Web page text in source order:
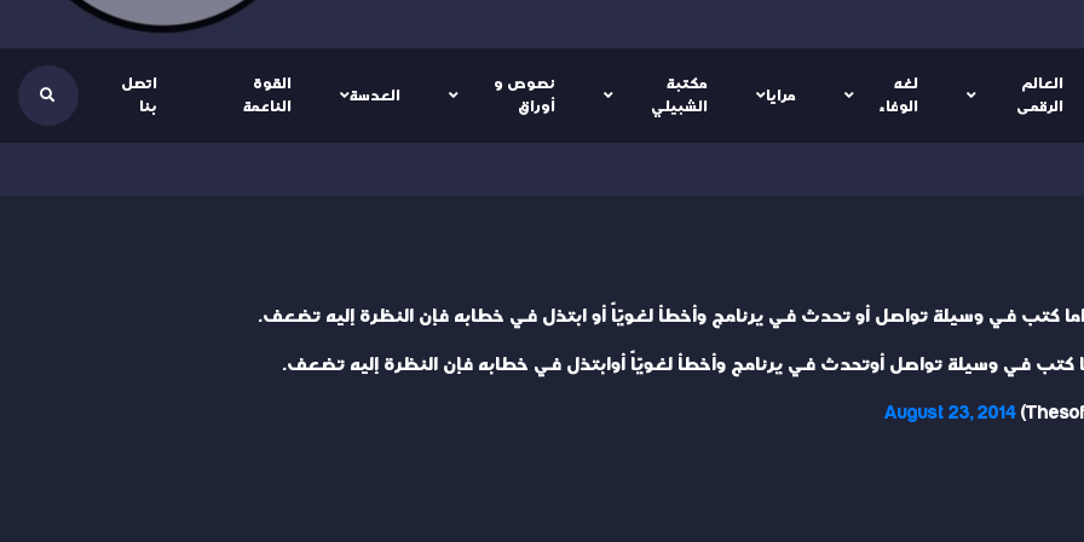
العالم
الرقمى
لغه
الوفاء
مرايا
مكتبة
الشبيلي
نصوص و
أوراق
العدسة
القوة
الناعمة
اتصل
بنا
كتب في وسيلة تواصل أو تحدث في يرنامج وأخطأ لغويّاً أو ابتذل في خطابه فإن النظرة إليه تضعف.
كتب في وسيلة تواصل أوتحدث في يرنامج وأخطأ لغويّاً أوابتذل في خطابه فإن النظرة إليه تضعف.
August 23, 2014